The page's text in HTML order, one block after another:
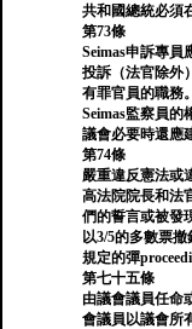
共和國總統必須
第73條
Seimas申訴專員
投訴（法官除外
有罪官員的職務。
Seimas監察員的
議會必要時還應
第74條
嚴重違反憲法或
高法院院長和法
們的誓言或被發
以3/5的多數票撤
規定的彈
第七十五條
由議會議員任命
會議員以議會所